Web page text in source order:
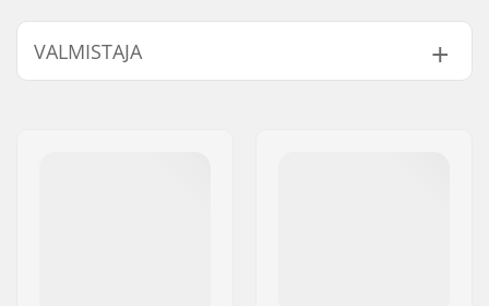
SUP Aktiviteetti:
Allround
Pituus:
Leveys:
81.3cm (32'')
VALMISTAJA